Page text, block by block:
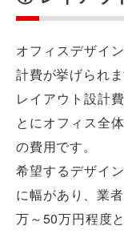
オフィスデザイ
計費が挙げられま
レイアウト設計
とにオフィス全
の費用です。
希望するデザイ
に幅があり、業
万～50万円程度